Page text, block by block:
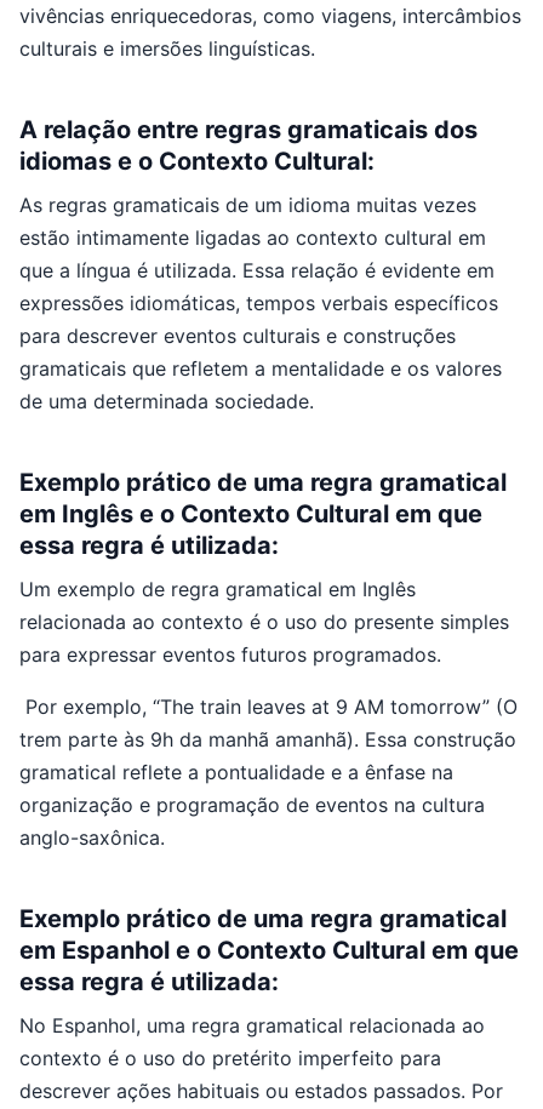
vivências enriquecedoras, como viagens, intercâmbios
culturais e imersões linguísticas.
A relação entre regras gramaticais dos
idiomas e o Contexto Cultural:
As regras gramaticais de um idioma muitas vezes
estão intimamente ligadas ao contexto cultural em
que a língua é utilizada. Essa relação é evidente em
expressões idiomáticas, tempos verbais específicos
para descrever eventos culturais e construções
gramaticais que refletem a mentalidade e os valores
de uma determinada sociedade.
Exemplo prático de uma regra gramatical
em Inglês e o Contexto Cultural em que
essa regra é utilizada:
Um exemplo de regra gramatical em Inglês
relacionada ao contexto é o uso do presente simples
para expressar eventos futuros programados.
Por exemplo, “The train leaves at 9 AM tomorrow” (O
trem parte às 9h da manhã amanhã). Essa construção
gramatical reflete a pontualidade e a ênfase na
organização e programação de eventos na cultura
anglo-saxônica.
Exemplo prático de uma regra gramatical
em Espanhol e o Contexto Cultural em que
essa regra é utilizada:
No Espanhol, uma regra gramatical relacionada ao
contexto é o uso do pretérito imperfeito para
descrever ações habituais ou estados passados. Por